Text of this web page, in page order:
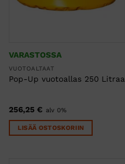
VARASTOSSA
VUOTOALTAAT
Pop-Up vuotoallas 250 Litraa
256,25 € alv 0%
LISÄÄ OSTOSKORIIN